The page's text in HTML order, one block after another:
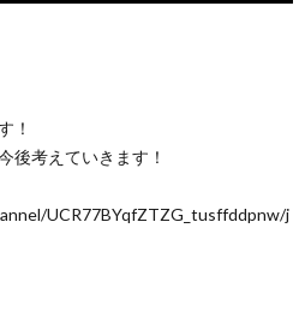
！
後考えていきます！
UCR77BYqfZTZG_tusffddpnw/j